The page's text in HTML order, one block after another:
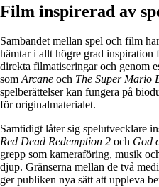
Film inspirerad av
Sambandet mellan spel och film
hämtar i allt högre grad inspiration
direkta filmatiseringar och genom
somArcane och The Super Mario
spelberättelser kan fungera på
för originalmaterialet.
Samtidigt låter sig spelutvecklare
Red Dead Redemption 2 och God
grepp som kameraföring, musik
djup. Gränserna mellan de två
ger publiken nya sätt att uppleva